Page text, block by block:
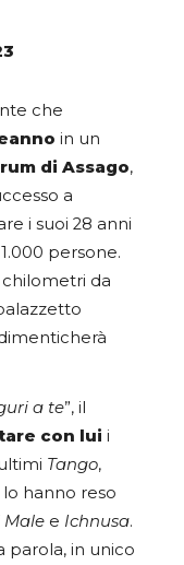
che
in un
di Assago,
a
i suoi 28 anni
persone.
da
a te”, il
con lui i
Tango,
hanno reso
Male e Ichnusa.
parola, in unico